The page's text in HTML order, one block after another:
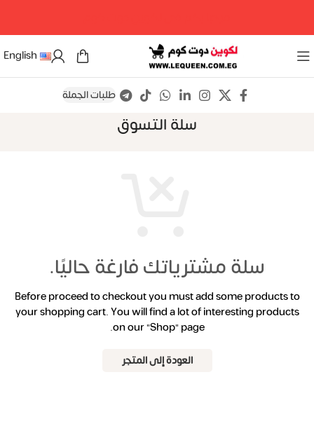
English
طلبات الجملة
سلة التسوق
سلة مشترياتك فارغة حاليًا.
Before proceed to checkout you must add some products to
your shopping cart.You will find a lot of interesting products
on our "Shop" page.
العودة إلى المتجر